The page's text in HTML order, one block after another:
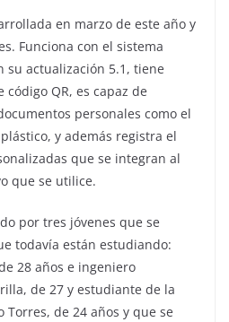
en marzo de este año y
Funciona con el sistema
su actualización 5.1, tiene
QR, es capaz de
personales como el
y además registra el
que se integran al
que se utilice.
por tres jóvenes que se
todavía están estudiando:
28 años e ingeniero
de 27 y estudiante de la
Torres, de 24 años y que se